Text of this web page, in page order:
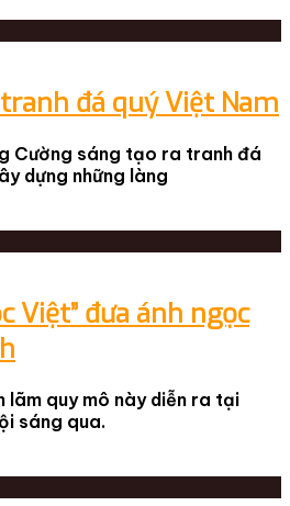
đá quý Việt Nam
Cường sáng tạo ra tranh đá
dựng những làng
Việt” đưa ánh ngọc
lãm quy mô này diễn ra tại
sáng qua.